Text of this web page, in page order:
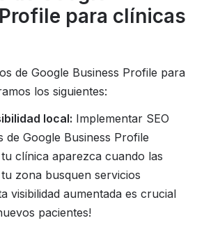
para clínicas
de Google Business Profile para
los siguientes:
local: Implementar SEO
de Google Business Profile
clínica aparezca cuando las
zona busquen servicios
visibilidad aumentada es crucial
pacientes!